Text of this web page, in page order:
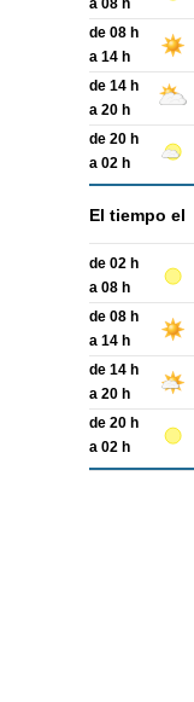
a 08 h
de 08 h
a 14 h
de 14 h
a 20 h
de 20 h
a 02 h
El tiempo el
de 02 h
a 08 h
de 08 h
a 14 h
de 14 h
a 20 h
de 20 h
a 02 h